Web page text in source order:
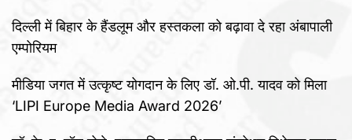
दिल्ली में बिहार के हैंडलूम और हस्तकला को बढ़ावा दे रहा अंबापाली
एम्पोरियम
मीडिया जगत में उत्कृष्ट योगदान के लिए डॉ. ओ.पी. यादव को मिला
‘LIPI Europe Media Award 2026’